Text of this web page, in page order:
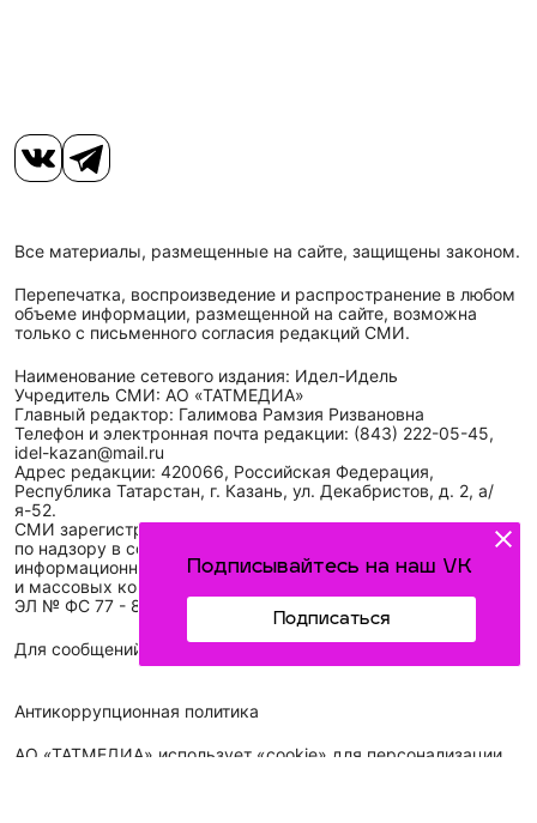
Подписывайтесь на наш VK
Подписаться
Все материалы, размещенные на сайте, защищены законом.
Перепечатка, воспроизведение и распространение в любом
объеме информации, размещенной на сайте, возможна
только с письменного согласия редакций СМИ.
Наименование сетевого издания: Идел-Идель
Учредитель СМИ: АО «ТАТМЕДИА»
Главный редактор: Галимова Рамзия Ризвановна
Телефон и электронная почта редакции: (843) 222-05-45,
idel-kazan@mail.ru
Адрес редакции: 420066, Российская Федерация,
Республика Татарстан, г. Казань, ул. Декабристов, д. 2, а/
я-52.
СМИ зарегистрировано Федеральной службой
по надзору в сфере связи,
информационных технологий
и массовых коммуникаций (Роскомнадзор)
ЭЛ № ФС 77 - 89431 от 14.05.2025
Для сообщений о фактах коррупции: idel-kazan@mail.ru
Антикоррупционная политика
АО «ТАТМЕДИА» использует «cookie» для персонализации